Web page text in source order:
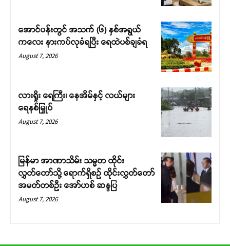
အောင်ပန်းတွင် အသက် (၆) နှစ်အရွယ်
ကလေး နားကပ်လုခံရပြီး ရေထဲပစ်ချခံရ
August 7, 2026
လားရှိုး ရေကြီး၊ နေအိမ်နှင့် လယ်များ
ရေနစ်မြှုပ်
August 7, 2026
မြန်မာ အာဏာသိမ်း သမ္မတ ထိုင်း
လွှတ်တော်သို့ ရောက်ရှိစဉ် ထိုင်းလွှတ်တော်
အမတ်တစ်ဦး အော်ဟစ် ဆန္ဒပြ
August 7, 2026